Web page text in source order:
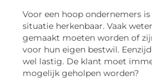
Voor een hoop ondernemers
situatie herkenbaar. Vaak
gemaakt moeten worden of
voor hun eigen bestwil.
wel lastig. De klant moet
mogelijk geholpen worden?